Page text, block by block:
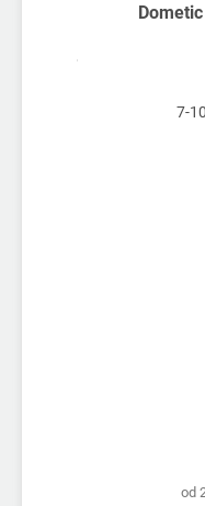
7-
od